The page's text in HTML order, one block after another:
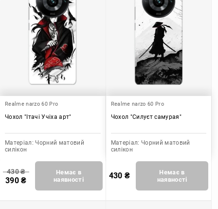
Realme narzo 60 Pro
Чохол "Ітачі Учіха арт"
Матеріал: Чорний матовий
силікон
430₴
390₴
Немає в
наявності
Realme narzo 60 Pro
Чохол "Силуєт самурая"
Матеріал: Чорний матовий
силікон
430 ₴
Немає в
наявності